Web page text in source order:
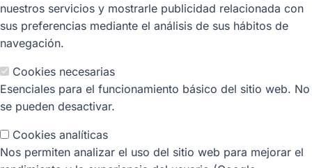
nuestros servicios y mostrarle publicidad relacionada con
sus preferencias mediante el análisis de sus hábitos de
navegación.
Cookies necesarias
Esenciales para el funcionamiento básico del sitio web. No
se pueden desactivar.
Cookies analíticas
Nos permiten analizar el uso del sitio web para mejorar el